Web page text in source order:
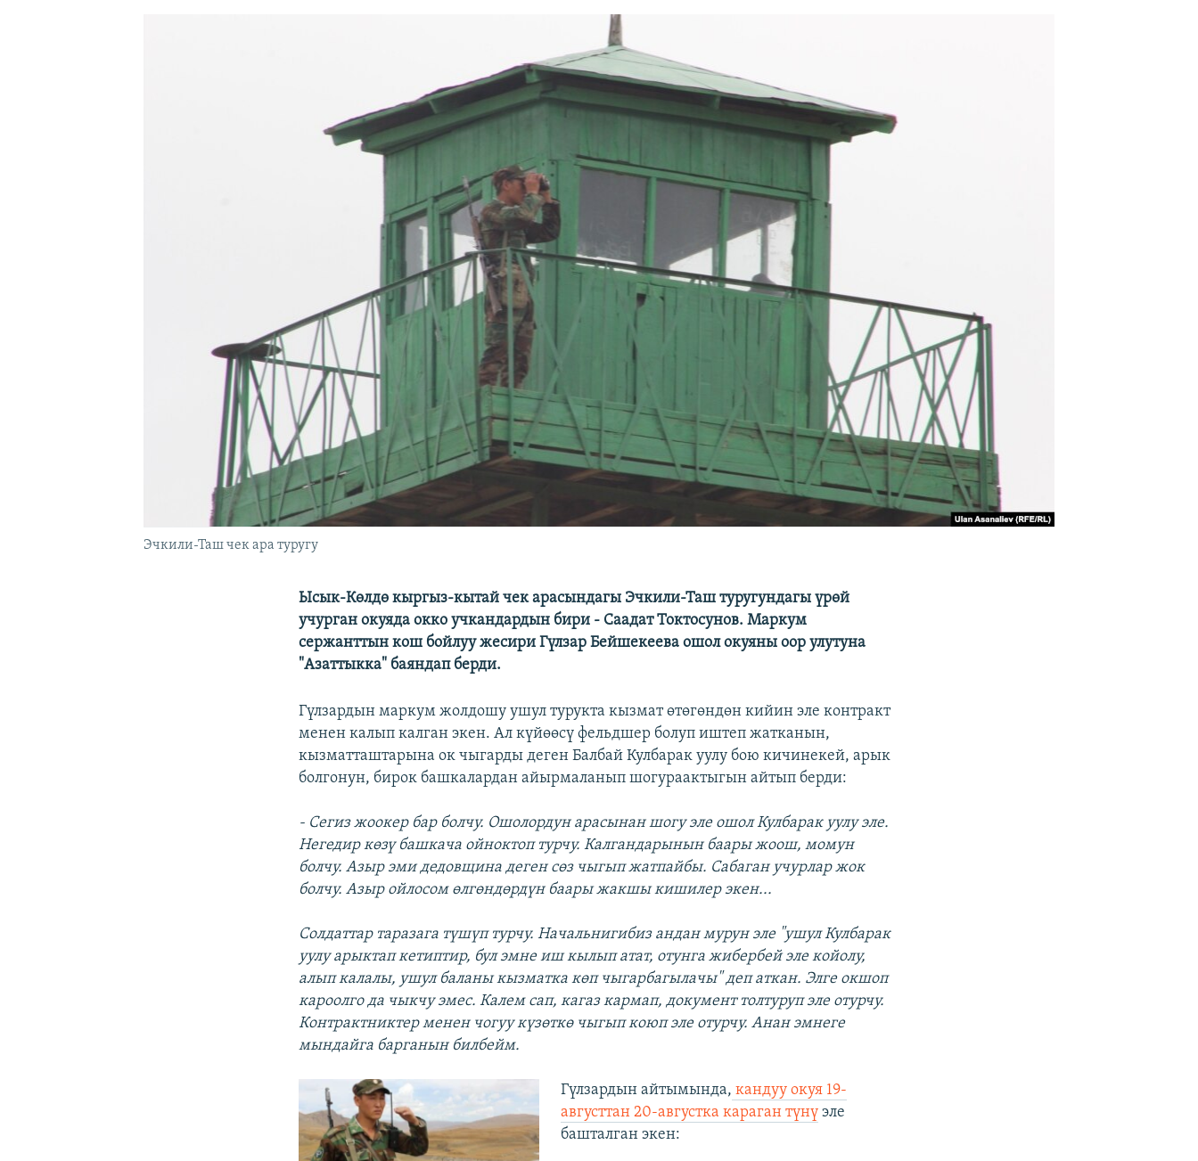
Эчкили-Таш чек ара туругу
Ысык-Көлдө кыргыз-кытай чек арасындагы Эчкили-Таш туругундагы үрөй
учурган окуяда окко учкандардын бири - Саадат Токтосунов. Маркум
сержанттын кош бойлуу жесири Гүлзар Бейшекеева ошол окуяны оор улутуна
"Азаттыкка" баяндап берди.
Гүлзардын маркум жолдошу ушул турукта кызмат өтөгөндөн кийин эле контракт
менен калып калган экен. Ал күйөөсү фельдшер болуп иштеп жатканын,
кызматташтарына ок чыгарды деген Балбай Кулбарак уулу бою кичинекей, арык
болгонун, бирок башкалардан айырмаланып шогураактыгын айтып берди:
- Сегиз жоокер бар болчу. Ошолордун арасынан шогу эле ошол Кулбарак уулу эле.
Негедир көзү башкача ойноктоп турчу. Калгандарынын баары жоош, момун
болчу. Азыр эми дедовщина деген сөз чыгып жатпайбы. Сабаган учурлар жок
болчу. Азыр ойлосом өлгөндөрдүн баары жакшы кишилер экен...
Солдаттар таразага түшүп турчу. Начальнигибиз андан мурун эле "ушул Кулбарак
уулу арыктап кетиптир, бул эмне иш кылып атат, отунга жибербей эле койолу,
алып калалы, ушул баланы кызматка көп чыгарбагылачы" деп аткан. Элге окшоп
кароолго да чыкчу эмес. Калем сап, кагаз кармап, документ толтуруп эле отурчу.
Контрактниктер менен чогуу күзөткө чыгып коюп эле отурчу. Анан эмнеге
мындайга барганын билбейм.
Гүлзардын айтымында, кандуу окуя 19-
августтан 20-августка караган түнүэле
башталган экен: